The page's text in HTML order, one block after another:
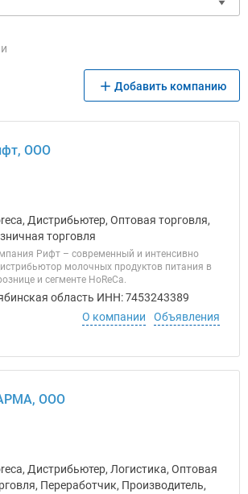
Добавить компанию
ООО
Дистрибьютер, Оптовая торговля,
торговля
Рифт – современный и интенсивно
молочных продуктов питания в
и сегменте HoReCa.
область ИНН: 7453243389
О компании
Объявления
ООО
Дистрибьютер, Логистика, Оптовая
Переработчик, Производитель,